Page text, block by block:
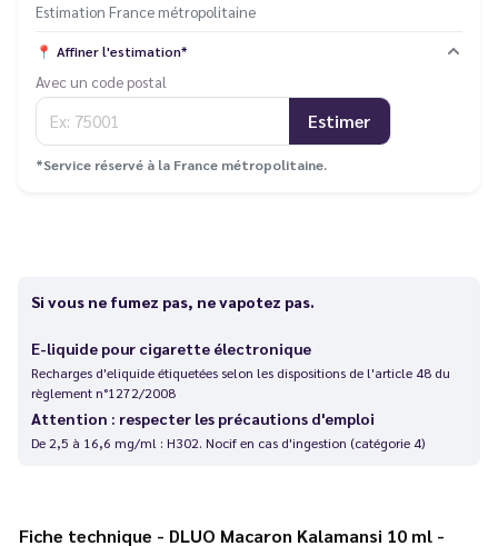
Estimation France métropolitaine
📍 Affiner l'estimation*
Avec un code postal
Estimer
*Service réservé à la France métropolitaine.
Si vous ne fumez pas, ne vapotez pas.
E-liquide pour cigarette électronique
Recharges d'eliquide étiquetées selon les dispositions de l'article 48 du
règlement n°1272/2008
Attention : respecter les précautions d'emploi
De 2,5 à 16,6 mg/ml : H302. Nocif en cas d'ingestion (catégorie 4)
Fiche technique - DLUO Macaron Kalamansi 10 ml -